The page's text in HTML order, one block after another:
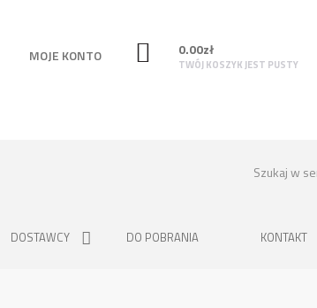
MOJE KONTO 0.00zł
TWÓJ KOSZYK JEST PUSTY
DOSTAWCY DO POBRANIA KONTAKT